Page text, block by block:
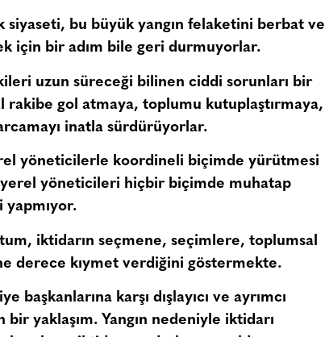
bu büyük yangın felaketini berbat ve
için bir adım bile geri durmuyorlar.
uzun süreceği bilinen ciddi sorunları bir
gol atmaya, toplumu kutuplaştırmaya,
inatla sürdürüyorlar.
yöneticilerle koordineli biçimde yürütmesi
yöneticileri hiçbir biçimde muhatap
iktidarın seçmene, seçimlere, toplumsal
derece kıymet verdiğini göstermekte.
karşı dışlayıcı ve ayrımcı
yaklaşım. Yangın nedeniyle iktidarı